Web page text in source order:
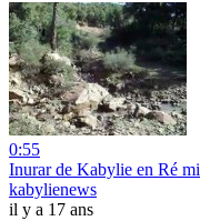
0:55
Inurar de Kabylie en Ré
kabylienews
il y a 17 ans